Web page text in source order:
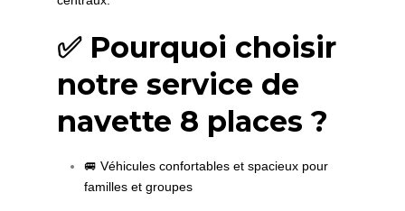
✅ Pourquoi choisir
notre service de
navette 8 places ?
🚐 Véhicules confortables et spacieux pour
familles et groupes